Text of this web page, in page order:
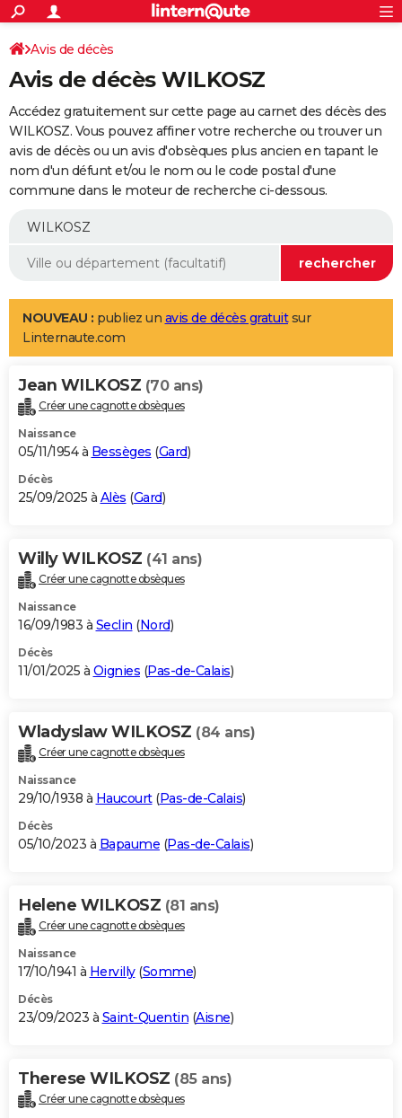
ACTUALITÉS
Politique
Société
Faits Divers
Education
Monde
Villes
+
SPORT
Coupe du monde 2026
Football
Tennis
Cyclisme
Rugby
Forum
Programme TV
TNT
Streaming
Cinéma
Sorties cinéma
Musique
+
FINANCE
Retraite
Epargne
Immobilier
Risques naturels par ville
Banque
Assurance
AUTO
Essais
Réserver un essai
Citadines
Berlines
SUV
Forum auto
+
Mobiles
Meilleur smartphone
Internet
Ordinateurs
Jeux vidéo
Guide high-tech
Aménagement intérieur
LIFESTYLE
Art de vivre
Bien-être
Loisirs
Mode
Modes de vie
Alimentation
Guide de la santé
Maladies
Médicaments
Sommeil
VOYAGE
Destinations
City break
Voyage nature
Voyage de noces
Forum
Climat
+PHOTO
GUIDES D'ACHAT
BONS PLANS
Carte de Noël
Carte Bonne année
Carte Saint-Valentin
Carte Pâques
Carte d'anniversaire
DICTIONNAIRE
Dictionnaire
Biographies
Citations
Expressions
Proverbes
PROGRAMME TV
S'inscrire
Se connecter
Lycées
Collèges
Primaires
Universités
Entreprises
Service militaire
Avis de recherche
AVIS DE DÉCÈS
Bricolage
Lifestyle
Culture
Sport
Auto
Television
Voyage
Cinema
Avis de décès
Avis de décès WILKOSZ
Accédez gratuitement sur cette page au carnet des décès des
WILKOSZ. Vous pouvez affiner votre recherche ou trouver un
avis de décès ou un avis d'obsèques plus ancien en tapant le
nom d'un défunt et/ou le nom ou le code postal d'une
commune dans le moteur de recherche ci-dessous.
NOUVEAU : publiez un avis de décès gratuitsur
Linternaute.com
Jean WILKOSZ (70 ans)
Créer une cagnotte obsèques
Naissance
05/11/1954 à Bessèges (Gard)
Décès
25/09/2025 à Alès (Gard)
Willy WILKOSZ (41 ans)
Créer une cagnotte obsèques
Naissance
16/09/1983 à Seclin (Nord)
Décès
11/01/2025 à Oignies (Pas-de-Calais)
Wladyslaw WILKOSZ (84 ans)
Créer une cagnotte obsèques
Naissance
29/10/1938 à Haucourt(Pas-de-Calais)
Décès
05/10/2023 à Bapaume (Pas-de-Calais)
Helene WILKOSZ (81 ans)
Créer une cagnotte obsèques
Naissance
17/10/1941 à Hervilly(Somme)
Décès
23/09/2023 à Saint-Quentin (Aisne)
Therese WILKOSZ (85 ans)
Créer une cagnotte obsèques